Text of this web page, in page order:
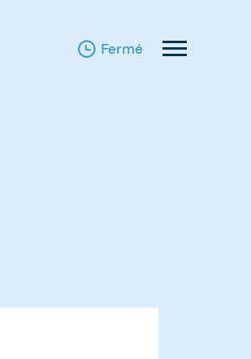
fermé